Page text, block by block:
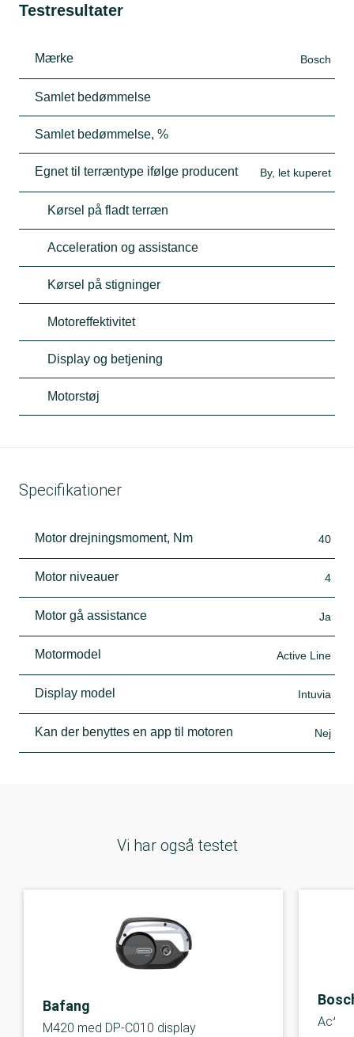
Testresultater
Mærke Bosch
Samlet bedømmelse
Samlet bedømmelse, %
Egnet til terræntype ifølge producent By, let kuperet
Kørsel på fladt terræn
Acceleration og assistance
Kørsel på stigninger
Motoreffektivitet
Display og betjening
Motorstøj
Specifikationer
Motor drejningsmoment, Nm 40
Motor niveauer 4
Motor gå assistance Ja
Motormodel Active Line
Display model Intuvia
Kan der benyttes en app til motoren Nej
Vi har også testet
Bafang
M420 med DP-C010 display